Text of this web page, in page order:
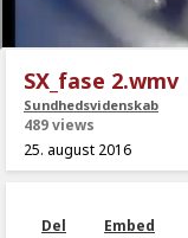
SX_fase 2.wmv
Sundhedsvidenskab
489 views
25. august 2016
Del Embed